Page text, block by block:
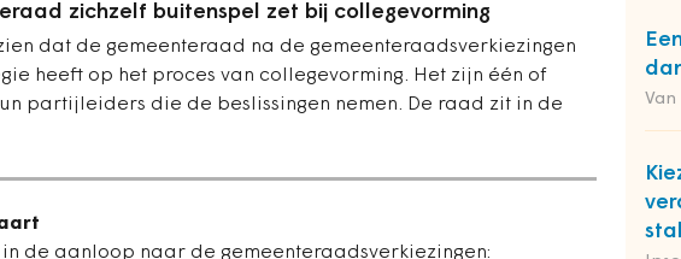
zichzelf buitenspel zet bij collegevorming
dat de gemeenteraad na de gemeenteraadsverkiezingen
heeft op het proces van collegevorming. Het zijn één of
partijleiders die de beslissingen nemen. De raad zit in de
in de aanloop naar de gemeenteraadsverkiezingen: